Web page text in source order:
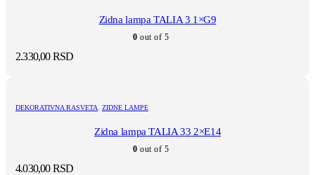
Zidna lampa TALIA 3 1×G9
0 out of 5
2.330,00RSD
DEKORATIVNA RASVETA ZIDNE LAMPE
Zidna lampa TALIA 33 2×E14
0 out of 5
4.030,00RSD